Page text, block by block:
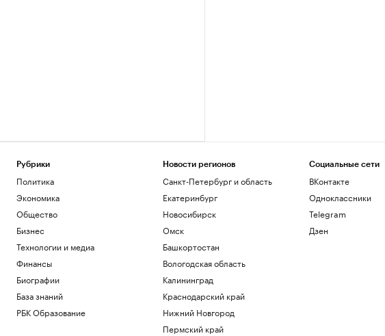
Рубрики
Политика
Экономика
Общество
Бизнес
Технологии и медиа
Финансы
Биографии
База знаний
РБК Образование
Новости регионов
Санкт-Петербург и область
Екатеринбург
Новосибирск
Омск
Башкортостан
Вологодская область
Калининград
Краснодарский край
Нижний Новгород
Пермский край
Социальные сети
ВКонтакте
Одноклассники
Telegram
Дзен